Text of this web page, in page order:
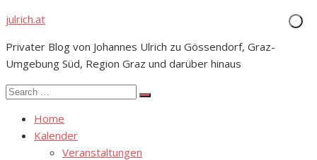
Skip
content
julrich.at
Privater Blog von Johannes Ulrich zu Gössendorf, Graz-
Umgebung Süd, Region Graz und darüber hinaus
Search
Search
Home
Kalender
Veranstaltungen